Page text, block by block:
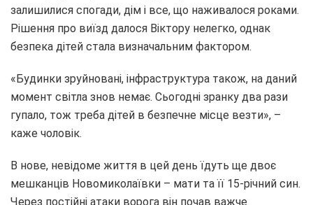
залишилися спогади, дім і все, що наживалося роками.
Рішення про виїзд далося Віктору нелегко, однак
безпека дітей стала визначальним фактором.
«Будинки зруйновані, інфраструктура також, на даний
момент світла знов немає. Сьогодні зранку два рази
гупало, тож треба дітей в безпечне місце везти», –
каже чоловік.
В нове, невідоме життя в цей день їдуть ще двоє
мешканців Новомиколаївки – мати та її 15-річний син.
Через постійні атаки ворога він почав важче